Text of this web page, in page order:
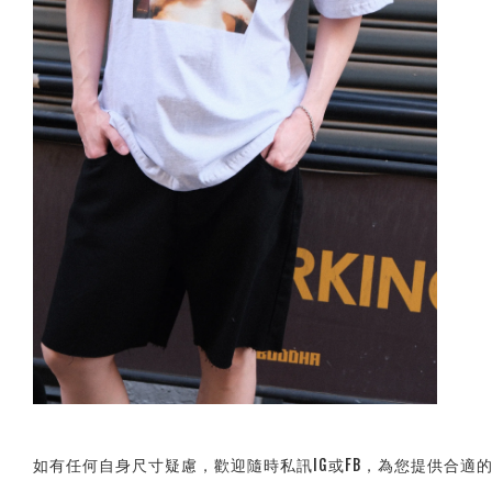
如有任何自身尺寸疑慮，歡迎隨時私訊IG或FB，為您提供合適的